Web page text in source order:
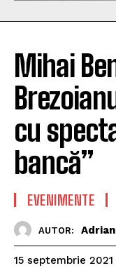
Mihai
cu
bancă”
EVENIMENTE
AUTOR:
15 septembrie 2021